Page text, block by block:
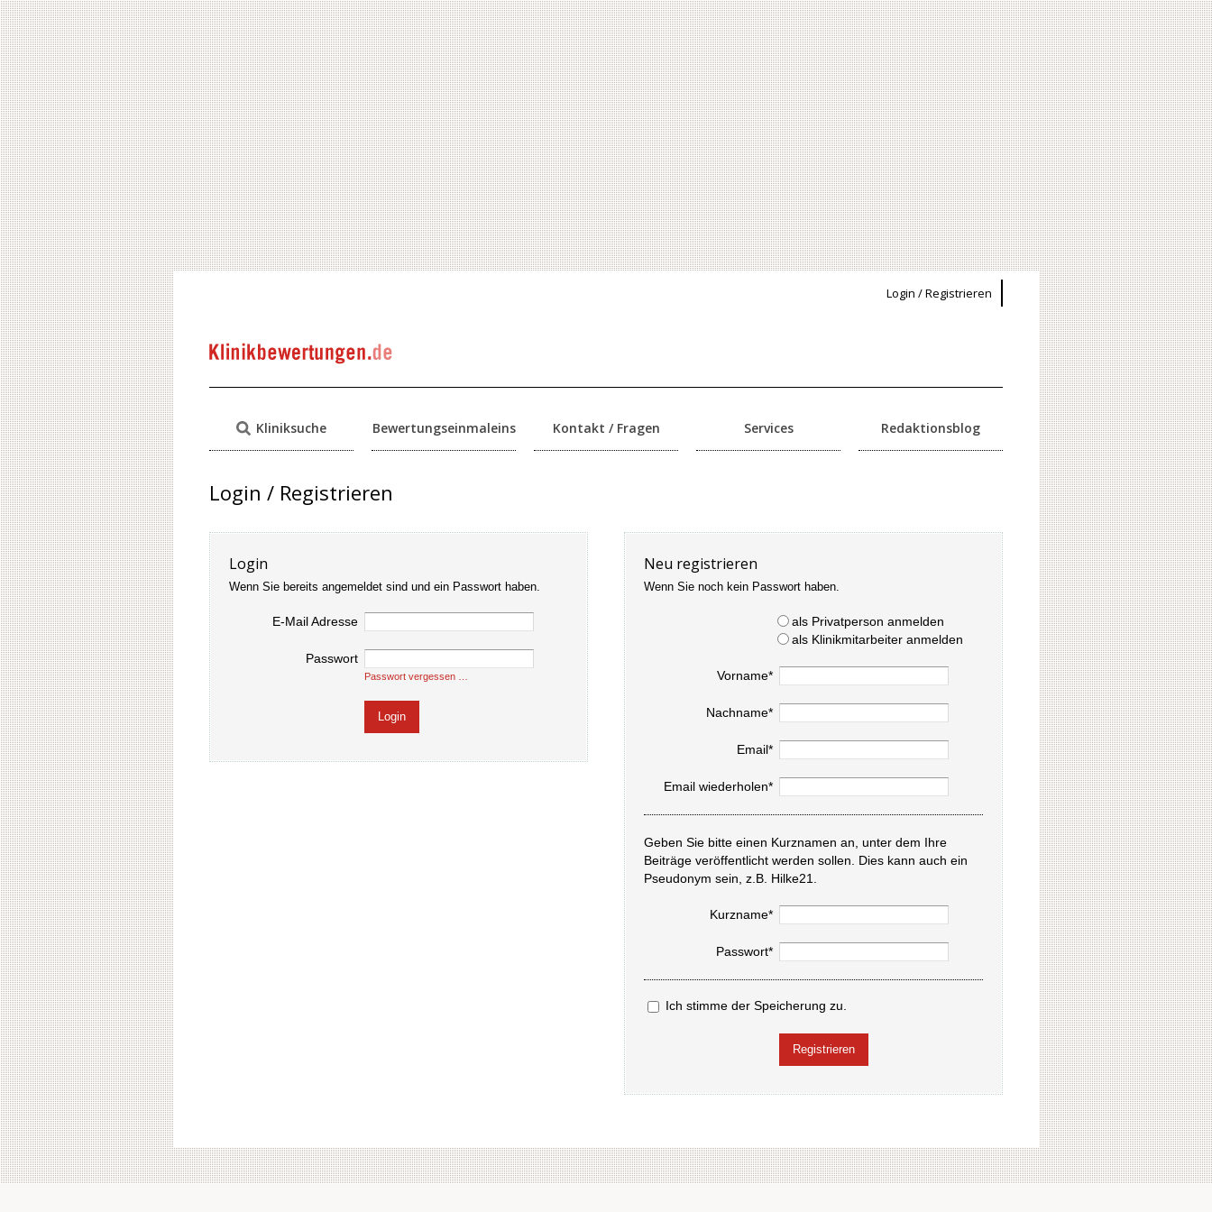
Login / Registrieren
Kliniksuche Bewertungseinmaleins Kontakt / Fragen Services Redaktionsblog
Login / Registrieren
Login
Wenn Sie bereits angemeldet sind und ein Passwort haben.
E-Mail Adresse
Passwort
Passwort vergessen …
Neu registrieren
Wenn Sie noch kein Passwort haben.
als Privatperson anmelden
als Klinikmitarbeiter anmelden
Vorname*
Nachname*
Email*
Email wiederholen*
Geben Sie bitte einen Kurznamen an, unter dem Ihre
Beiträge veröffentlicht werden sollen. Dies kann auch ein
Pseudonym sein, z.B. Hilke21.
Kurzname*
Passwort*
Ich stimme der Speicherung zu.